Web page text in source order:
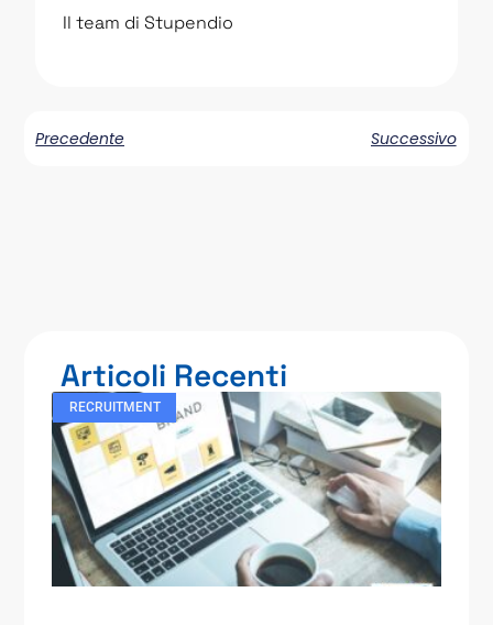
Il team di Stupendio
Precedente Successivo
Articoli Recenti
RECRUITMENT